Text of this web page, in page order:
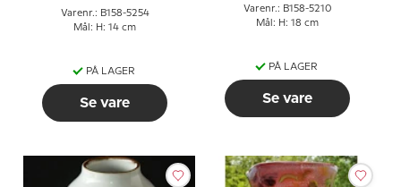
Varenr.: B158-5254
Mål: H: 14 cm
PÅ LAGER
Se vare
Varenr.: B158-5210
Mål: H: 18 cm
PÅ LAGER
Se vare